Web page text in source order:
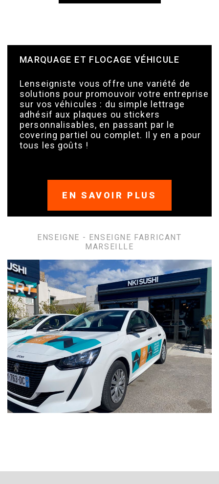
MARQUAGE ET FLOCAGE VÉHICULE
Lenseigniste vous offre une variété de
solutions pour promouvoir votre entreprise
sur vos véhicules : du simple lettrage
adhésif aux plaques ou stickers
personnalisables, en passant par le
covering partiel ou complet. Il y en a pour
tous les goûts !
EN SAVOIR PLUS
ENSEIGNE - ENSEIGNE FABRICANT
MARSEILLE